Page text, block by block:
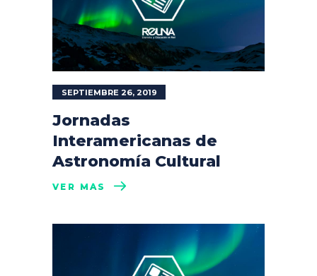
SEPTIEMBRE 26, 2019
Jornadas
Interamericanas de
Astronomía Cultural
VER MÁS